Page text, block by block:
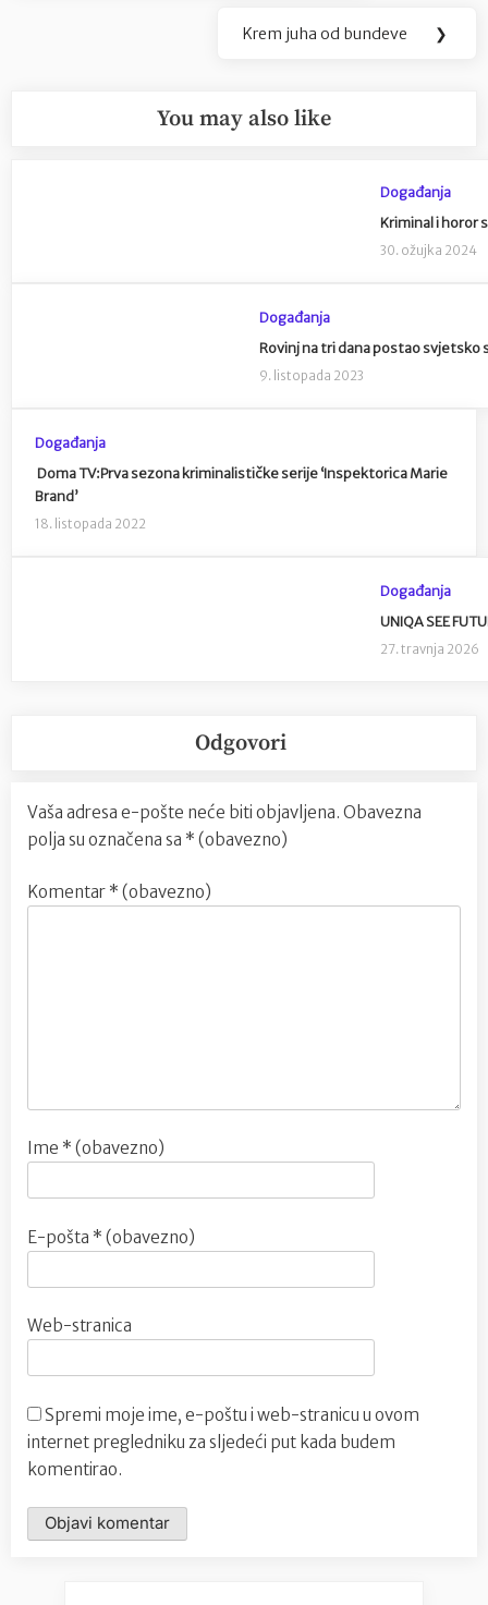
Next
Krem juha od bundeve ❯
You may also like
Događanja
Kriminal i horor
30. ožujka 2024
Događanja
Rovinj na tri dana postao svjetsko
9. listopada 2023
Događanja
Doma TV:Prva sezona kriminalističke serije ‘Inspektorica Marie
Brand’
18. listopada 2022
Događanja
UNIQA SEE
27. travnja 2026
Odgovori
Vaša adresa e-pošte neće biti objavljena. Obavezna
polja su označena sa * (obavezno)
Komentar * (obavezno)
Ime * (obavezno)
E-pošta * (obavezno)
Web-stranica
Spremi moje ime, e-poštu i web-stranicu u ovom
internet pregledniku za sljedeći put kada budem
komentirao.